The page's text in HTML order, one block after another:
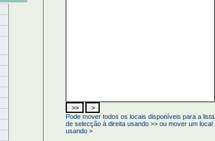
Pode mover todos os locais disponíveis para a lista
de selecção à direita usando >> ou mover um local
usando >